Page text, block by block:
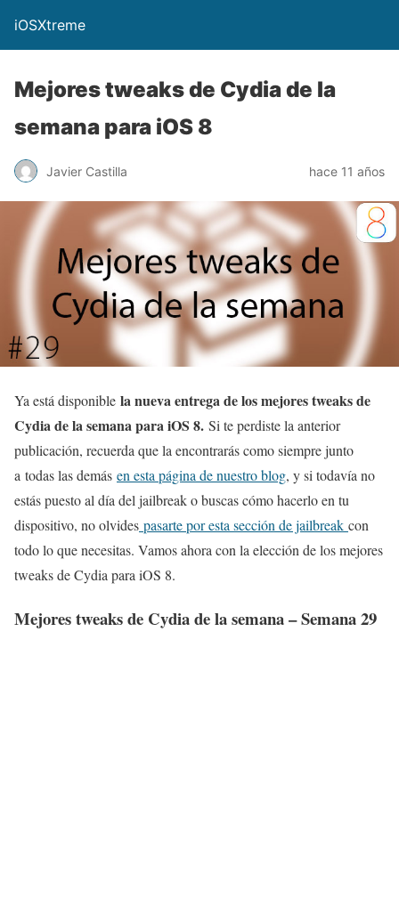
iOSXtreme
Mejores tweaks de Cydia de la
semana para iOS 8
Javier Castilla hace 11 años
Ya está disponible la nueva entrega de los mejores tweaks de
Cydia de la semana para iOS 8. Si te perdiste la anterior
publicación, recuerda que la encontrarás como siempre junto
a todas las demás en esta página de nuestro blog, y si todavía no
estás puesto al día del jailbreak o buscas cómo hacerlo en tu
dispositivo, no olvides pasarte por esta sección de jailbreak con
todo lo que necesitas. Vamos ahora con la elección de los mejores
tweaks de Cydia para iOS 8.
Mejores tweaks de Cydia de la semana – Semana 29